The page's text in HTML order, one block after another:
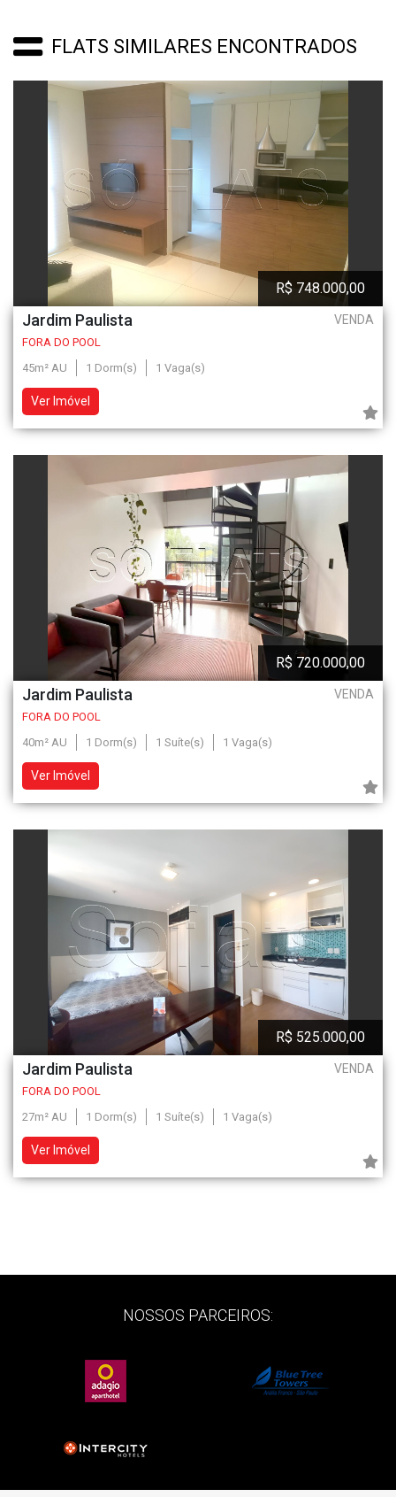
FLATS SIMILARES ENCONTRADOS
Jardim Paulista VENDA
R$ 748.000,00
FORA DO POOL
45m² AU
1 Dorm(s) 1 Vaga(s)
Ver Imóvel
Jardim Paulista VENDA
R$ 720.000,00
FORA DO POOL
40m² AU
1 Dorm(s) 1 Suíte(s) 1 Vaga(s)
Ver Imóvel
Jardim Paulista VENDA
R$ 525.000,00
FORA DO POOL
27m² AU
1 Dorm(s) 1 Suíte(s) 1 Vaga(s)
Ver Imóvel
NOSSOS PARCEIROS: